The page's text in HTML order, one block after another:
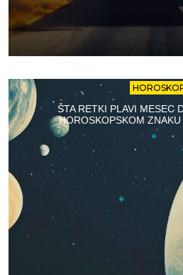
ŠTA RETKI PLAVI MESEC
HOROSKOPSKOM